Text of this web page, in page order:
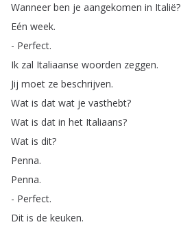
Wanneer ben je aangekomen in Italië?
Eén week.
- Perfect.
Ik zal Italiaanse woorden zeggen.
Jij moet ze beschrijven.
Wat is dat wat je vasthebt?
Wat is dat in het Italiaans?
Wat is dit?
Penna.
Penna.
- Perfect.
Dit is de keuken.